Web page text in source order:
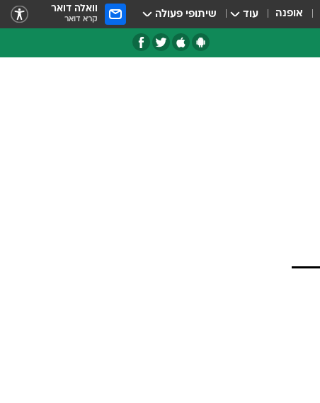
אופנה עוד שיתופי פעולה וואלה דואר
קרא דואר